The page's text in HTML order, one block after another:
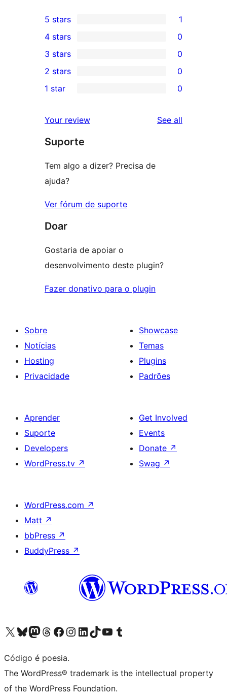
1
5-
star
review
5 stars 1
4-
star
reviews
4 stars 0
0
3-
star
3 stars 0
2-
reviews
2 stars 0
star
reviews
1 star 0
Your review See all
Suporte
Tem algo a dizer? Precisa de
ajuda?
Ver fórum de suporte
Doar
Gostaria de apoiar o
desenvolvimento deste plugin?
Fazer donativo para o plugin
Sobre
Notícias
Hosting
Privacidade
Showcase
Temas
Plugins
Padrões
Aprender
Suporte
Developers
WordPress.tv ↗
Get Involved
Events
Donate ↗
Swag ↗
WordPress.com ↗
Matt ↗
bbPress ↗
BuddyPress ↗
Visite a nossa conta X (antigo Twitter)
Visit our Bluesky account
Visit our Mastodon account
Visit our Threads account
Visite a nossa página do Facebook
Visite a nossa conta no Instagram
Visite a nossa conta no LinkedIn
Visit our TikTok account
Visit our YouTube channel
Visit our Tumblr account
Código é poesia.
The WordPress® trademark is the intellectual property
of the WordPress Foundation.